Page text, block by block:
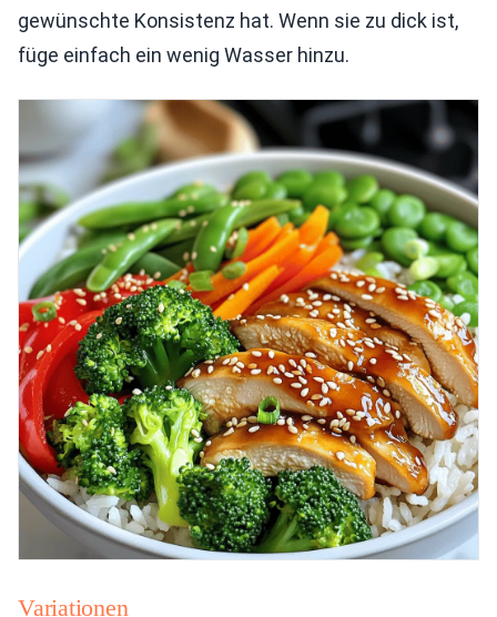
gewünschte Konsistenz hat. Wenn sie zu dick ist,
füge einfach ein wenig Wasser hinzu.
Variationen